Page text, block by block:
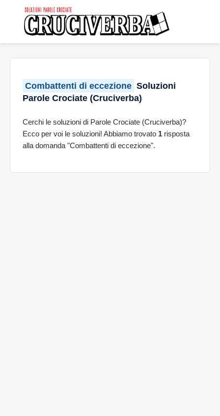
Combattenti di eccezione Soluzioni
Parole Crociate (Cruciverba)
Cerchi le soluzioni di Parole Crociate (Cruciverba)?
Ecco per voi le soluzioni! Abbiamo trovato 1 risposta
alla domanda "Combattenti di eccezione".